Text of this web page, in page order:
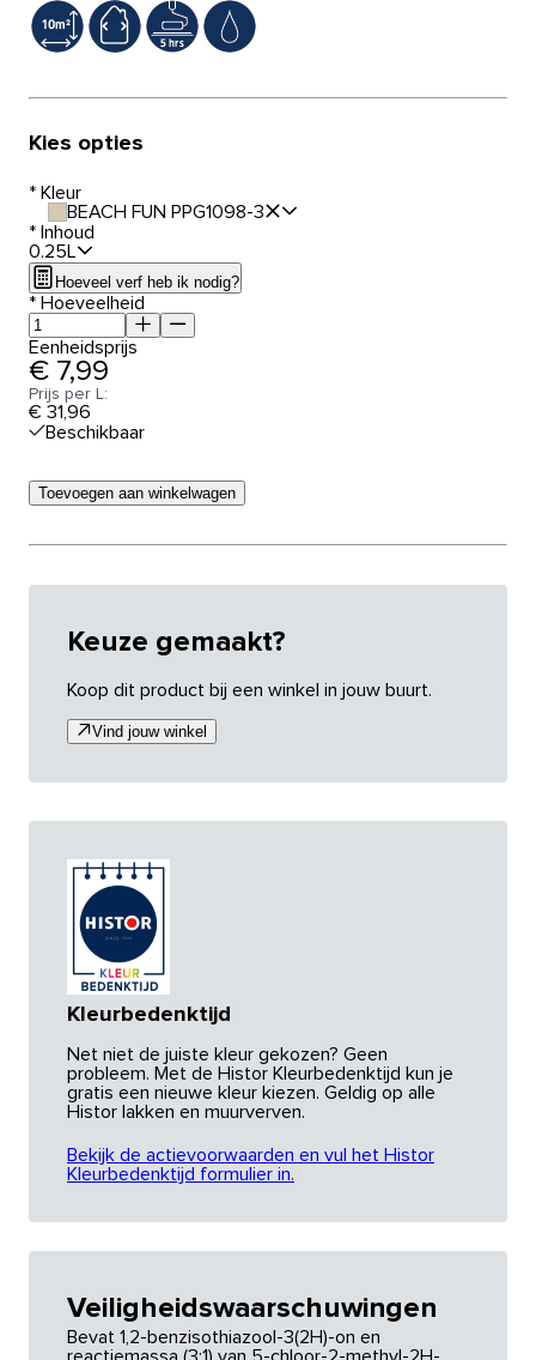
Kies opties
* Kleur
BEACH FUN PPG1098-3
* Inhoud
0.25L
Hoeveel verf heb ik nodig?
* Hoeveelheid
Eenheidsprijs
€ 7,99
Prijs per L:
€ 31,96
Beschikbaar
Toevoegen aan winkelwagen
Keuze gemaakt?
Koop dit product bij een winkel in jouw buurt.
Vind jouw winkel
Kleurbedenktijd
Net niet de juiste kleur gekozen? Geen
probleem. Met de Histor Kleurbedenktijd kun je
gratis een nieuwe kleur kiezen. Geldig op alle
Histor lakken en muurverven.
Bekijk de actievoorwaarden en vul het Histor
Kleurbedenktijd formulier in.
Veiligheidswaarschuwingen
Bevat 1,2-benzisothiazool-3(2H)-on en
reactiemassa (3:1) van 5-chloor-2-methyl-2H-